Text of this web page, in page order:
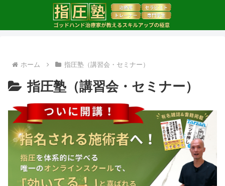
ホーム 指圧塾（講習会・セミナー）
指圧塾（講習会・セミナー）